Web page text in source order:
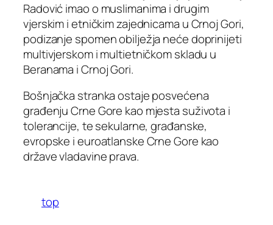
Radović imao o muslimanima i drugim
vjerskim i etničkim zajednicama u Crnoj Gori,
podizanje spomen obilježja neće doprinijeti
multivjerskom i multietničkom skladu u
Beranama i Crnoj Gori.
Bošnjačka stranka ostaje posvećena
građenju Crne Gore kao mjesta suživota i
tolerancije, te sekularne, građanske,
evropske i euroatlanske Crne Gore kao
države vladavine prava.
top